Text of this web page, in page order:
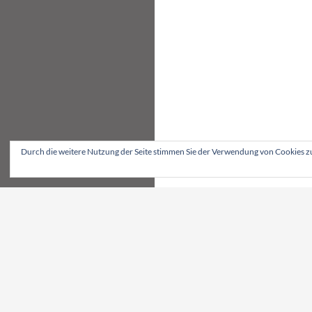
Durch die weitere Nutzung der Seite stimmen Sie der Verwendung von Cookies